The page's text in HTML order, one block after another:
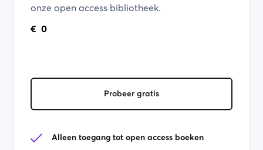
onze open access bibliotheek.
€ 0
Probeer gratis
Alleen toegang tot open access boeken